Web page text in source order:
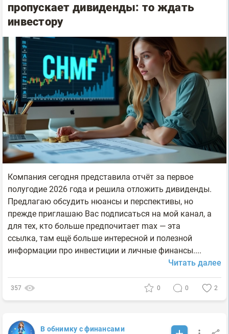
пропускает дивиденды: то ждать
инвестору
Компания сегодня представила отчёт за первое
полугодие 2026 года и решила отложить дивиденды.
Предлагаю обсудить нюансы и перспективы, но
прежде приглашаю Вас подписаться на мой канал, а
для тех, кто больше предпочитает max — эта
ссылка, там ещё больше интересной и полезной
информации про инвестиции и личные финансы....
Читать далее
357 0 0 2
В обнимку с финансами